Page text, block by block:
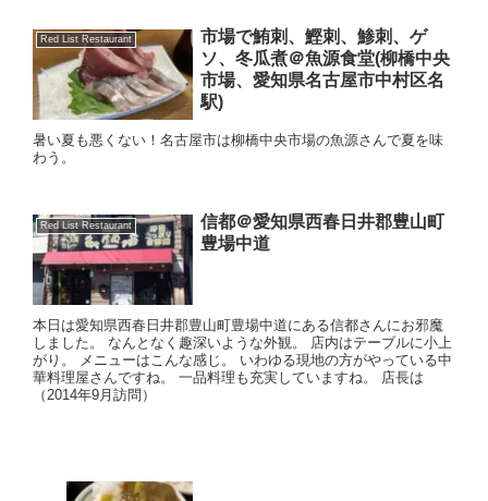
Red List Restaurant
市場で鮪刺、鰹刺、鯵刺、ゲ
ソ、冬瓜煮＠魚源食堂(柳橋中央
市場、愛知県名古屋市中村区名
駅)
暑い夏も悪くない！名古屋市は柳橋中央市場の魚源さんで夏を味
わう。
Red List Restaurant
信都＠愛知県西春日井郡豊山町
豊場中道
本日は愛知県西春日井郡豊山町豊場中道にある信都さんにお邪魔
しました。 なんとなく趣深いような外観。 店内はテーブルに小上
がり。 メニューはこんな感じ。 いわゆる現地の方がやっている中
華料理屋さんですね。 一品料理も充実していますね。 店長は
（2014年9月訪問）